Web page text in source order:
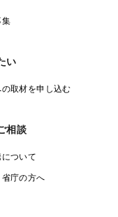
集
い
取材を申し込む
相談
ついて
庁の方へ